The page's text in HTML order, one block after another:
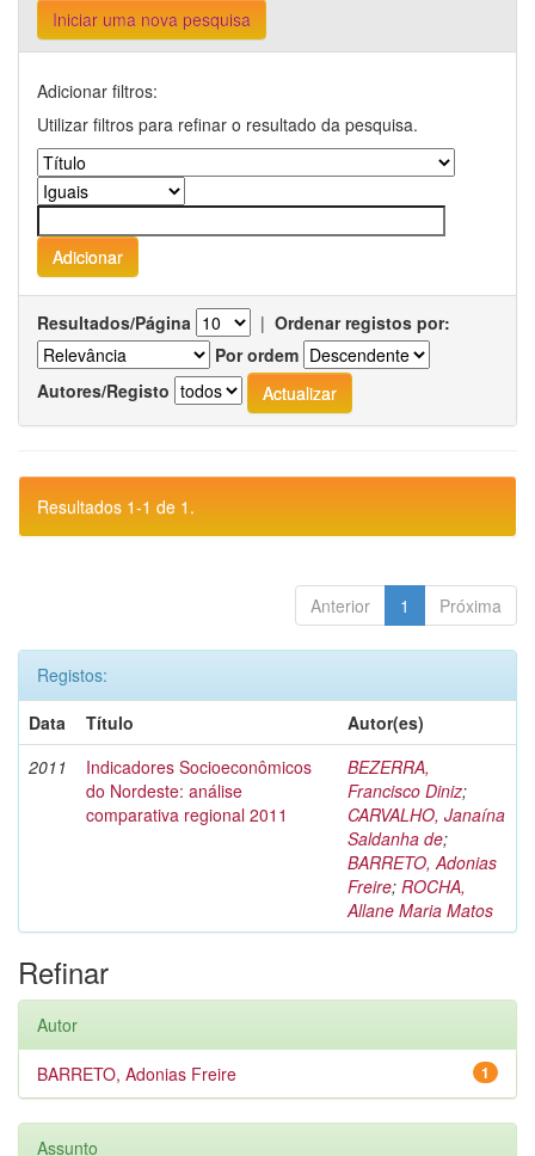
Iniciar uma nova pesquisa
Adicionar filtros:
Utilizar filtros para refinar o resultado da pesquisa.
Resultados/Página | Ordenar registos por:
Por ordem
Autores/Registo
Resultados 1-1 de 1.
Anterior 1 Próxima
Registos:
Data
Título
Autor(es)
2011
Indicadores Socioeconômicos
do Nordeste: análise
comparativa regional 2011
BEZERRA,
Francisco Diniz;
CARVALHO, Janaína
Saldanha de;
BARRETO, Adonias
Freire; ROCHA,
Allane Maria Matos
Refinar
Autor
1
BARRETO, Adonias Freire
Assunto